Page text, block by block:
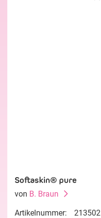
Softaskin® pure
von B. Braun
Artikelnummer: 213502